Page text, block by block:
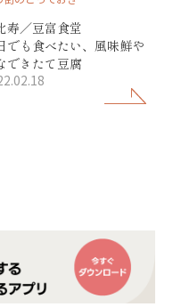
寿／豆富食堂
でも食べたい、風味鮮や
できたて豆腐